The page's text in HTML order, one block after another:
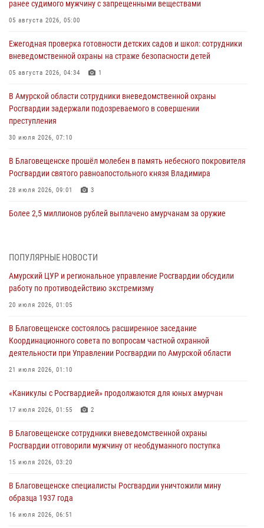
ранее судимого мужчину с запрещенными веществами
05 августа 2026, 05:00
Ежегодная проверка готовности детских садов и школ: сотрудники
вневедомственной охраны на страже безопасности детей
05 августа 2026, 04:34 1
В Амурской области сотрудники вневедомственной охраны
Росгвардии задержали подозреваемого в совершении
преступления
30 июля 2026, 07:10
В Благовещенске прошёл молебен в память небесного покровителя
Росгвардии святого равноапостольного князя Владимира
28 июля 2026, 09:01 3
Более 2,5 миллионов рублей выплачено амурчанам за оружие
Росгвардии Амурской области в период с 20 по 26 июля 2026 года
27 июля 2026, 06:28
охраны
23 июля 2026, 07:49
Амурчане смогут узнать об условиях поступления на службу в
23 июля 2026, 00:00
Координационного совета по вопросам частной охранной
деятельности при Управлении Росгвардии по Амурской области
21 июля 2026, 01:10
ПОПУЛЯРНЫЕ НОВОСТИ
Амурский ЦУР и региональное управление Росгвардии обсудили
работу по противодействию экстремизму
20 июля 2026, 01:05
В Благовещенске состоялось расширенное заседание
Координационного совета по вопросам частной охранной
деятельности при Управлении Росгвардии по Амурской области
21 июля 2026, 01:10
«Каникулы с Росгвардией» продолжаются для юных амурчан
17 июля 2026, 01:55 2
В Благовещенске сотрудники вневедомственной охраны
Росгвардии отговорили мужчину от необдуманного поступка
15 июля 2026, 03:20
В Благовещенске специалисты Росгвардии уничтожили мину
образца 1937 года
16 июля 2026, 06:51